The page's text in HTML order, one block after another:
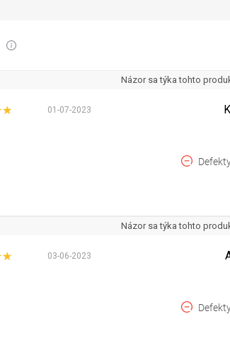
Názor sa týka tohto
01-07-2023
Názor sa týka tohto
03-06-2023